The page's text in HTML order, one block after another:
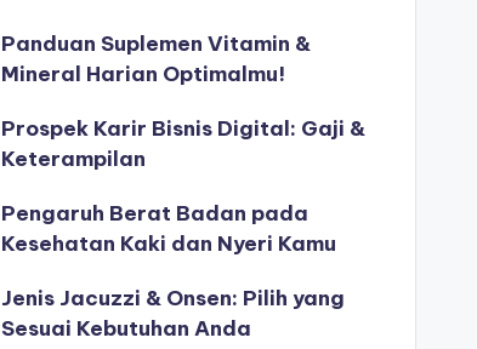
Panduan Suplemen Vitamin &
Mineral Harian Optimalmu!
Prospek Karir Bisnis Digital: Gaji &
Keterampilan
Pengaruh Berat Badan pada
Kesehatan Kaki dan Nyeri Kamu
Jenis Jacuzzi & Onsen: Pilih yang
Sesuai Kebutuhan Anda